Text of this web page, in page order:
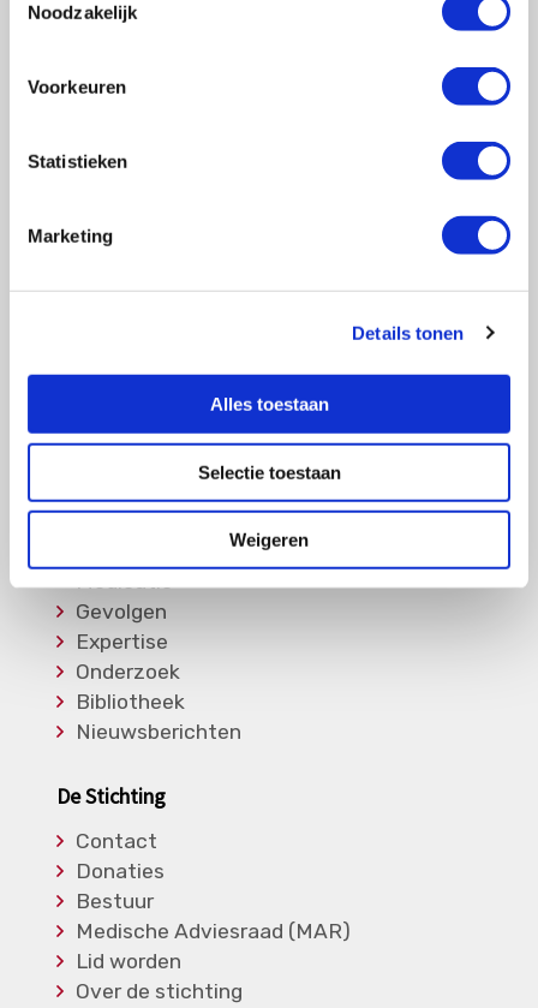
Noodzakelijk
Voorkeuren
Statistieken
Marketing
Details tonen
Alles toestaan
Selectie toestaan
Weigeren
Vragen?
of bel ons op:
Ziektebeelden
EGPA
RCA
Overige Vasculitiden
Informatie
Soorten Vasculitis
Medicatie
Gevolgen
Expertise
Onderzoek
Bibliotheek
Nieuwsberichten
De Stichting
Contact
Donaties
Bestuur
Medische Adviesraad (MAR)
Lid worden
Over de stichting